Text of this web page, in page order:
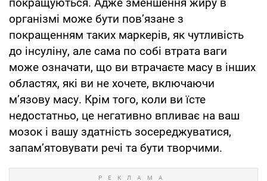
організмі може бути пов’язане з
покращенням таких маркерів, як чутливість
до інсуліну, але сама по собі втрата ваги
може означати, що ви втрачаєте масу в інших
областях, які ви не хочете, включаючи
м’язову масу. Крім того, коли ви їсте
недостатньо, це негативно впливає на ваш
мозок і вашу здатність зосереджуватися,
запам’ятовувати речі та бути творчими.